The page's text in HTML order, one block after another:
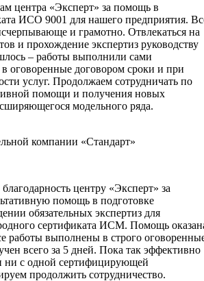
центра «Эксперт» за помощь в
ИСО 9001 для нашего предприятия.
и грамотно. Отвлекаться на
и прохождение экспертиз руководству
– работы выполнили сами
оговоренные договором сроки и при
услуг. Продолжаем сотрудничать по
помощи и получения новых
модельного ряда.
компании «Стандарт»
центру «Эксперт» за
помощь в подготовке
обязательных экспертиз для
сертификата ИСМ. Помощь
работы выполнены в строго
всего за 5 дней. Пока так эффективно
ни с одной сертифицирующей
продолжить сотрудничество.